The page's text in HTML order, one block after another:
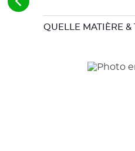
QUELLE MATIÈRE &